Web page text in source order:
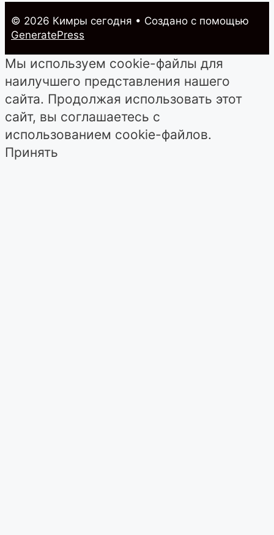
© 2026 Кимры cегодня • Создано с помощью
GeneratePress
Мы используем cookie-файлы для
наилучшего представления нашего
сайта. Продолжая использовать этот
сайт, вы соглашаетесь с
использованием cookie-файлов.
Принять